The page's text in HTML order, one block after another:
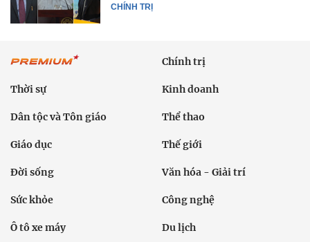
CHÍNH TRỊ
Chính trị
Thời sự Kinh doanh
Dân tộc và Tôn giáo Thể thao
Giáo dục Thế giới
Đời sống Văn hóa - Giải trí
Sức khỏe Công nghệ
Ô tô xe máy Du lịch